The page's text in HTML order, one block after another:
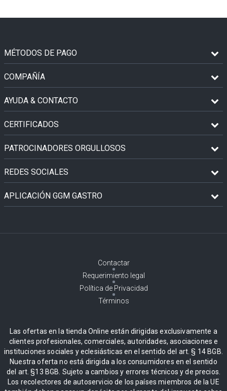
MÉTODOS DE PAGO
COMPAÑÍA
AYUDA & CONTACTO
CERTIFICADOS
PATROCINADORES ORGULLOSOS
REDES SOCIALES
APLICACIÓN GGM GASTRO
Contactar
Requerimiento legal
Política de Privacidad
Términos
Las ofertas en la tienda Online están dirigidas exclusivamente a
clientes profesionales, comerciales, autoridades, asociaciones e
instituciones sociales y eclesiásticas en el sentido del art. § 14 BGB.
Nuestra oferta no está dirigida a los consumidores en el sentido
del art. §13 BGB. Sujeto a cambios y errores técnicos y de precios.
Los recolectores de autoservicio de los países miembros de la UE